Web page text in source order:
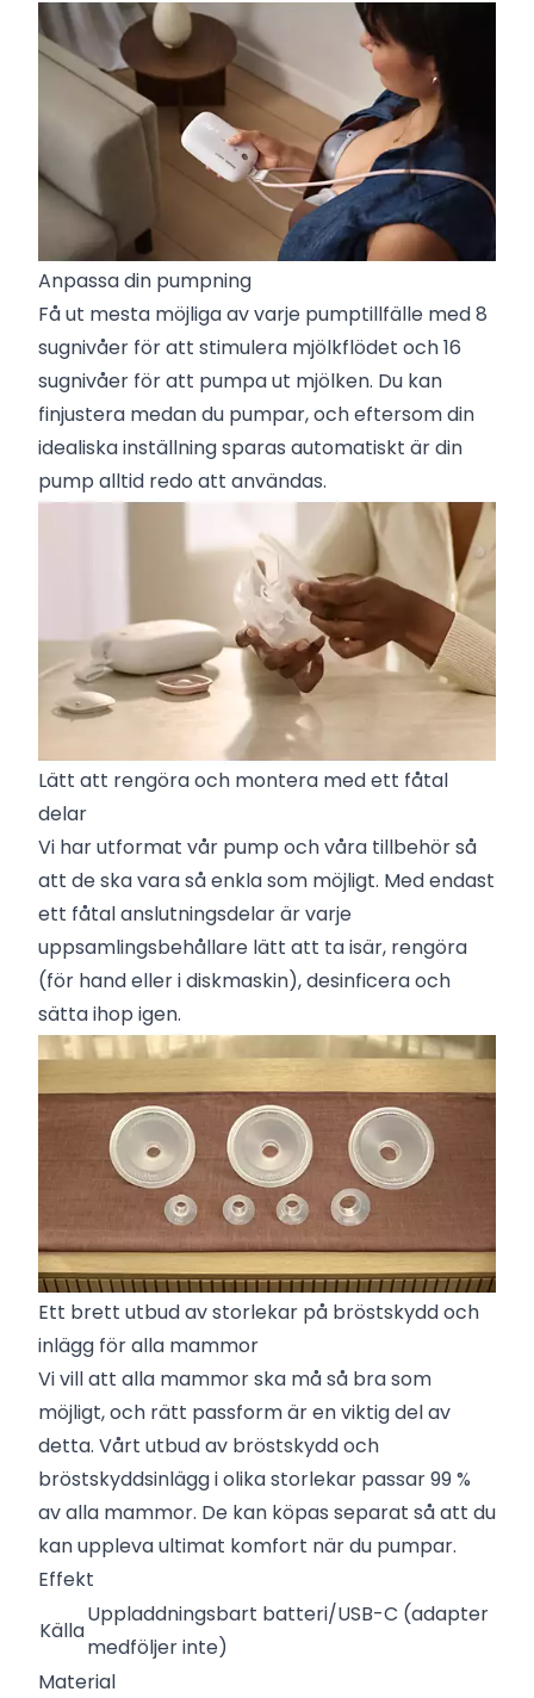
Anpassa din pumpning
Få ut mesta möjliga av varje pumptillfälle med 8
sugnivåer för att stimulera mjölkflödet och 16
sugnivåer för att pumpa ut mjölken. Du kan
finjustera medan du pumpar, och eftersom din
idealiska inställning sparas automatiskt är din
pump alltid redo att användas.
Lätt att rengöra och montera med ett fåtal
delar
Vi har utformat vår pump och våra tillbehör så
att de ska vara så enkla som möjligt. Med endast
ett fåtal anslutningsdelar är varje
uppsamlingsbehållare lätt att ta isär, rengöra
(för hand eller i diskmaskin), desinficera och
sätta ihop igen.
Ett brett utbud av storlekar på bröstskydd och
inlägg för alla mammor
Vi vill att alla mammor ska må så bra som
möjligt, och rätt passform är en viktig del av
detta. Vårt utbud av bröstskydd och
bröstskyddsinlägg i olika storlekar passar 99 %
av alla mammor. De kan köpas separat så att du
kan uppleva ultimat komfort när du pumpar.
Effekt
Källa
Uppladdningsbart batteri/USB-C (adapter
medföljer inte)
Material